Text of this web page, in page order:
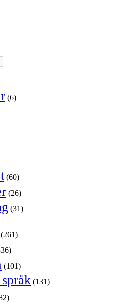
(6)
(60)
(26)
(31)
(261)
(101)
(131)